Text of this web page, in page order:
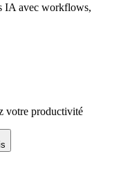
IA avec workflows,
votre productivité